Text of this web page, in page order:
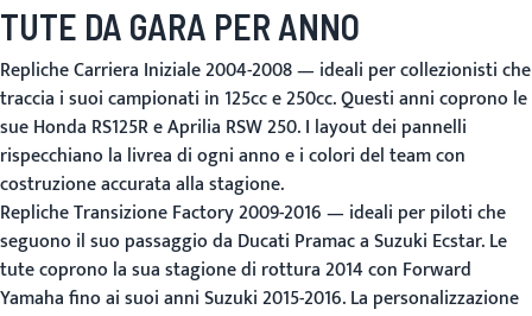
TUTE DA GARA PER ANNO
Repliche Carriera Iniziale 2004-2008— ideali per collezionisti che
traccia i suoi campionati in 125cc e 250cc. Questi anni coprono le
sue Honda RS125R e Aprilia RSW 250. I layout dei pannelli
rispecchiano la livrea di ogni anno e i colori del team con
costruzione accurata alla stagione.
Repliche Transizione Factory 2009-2016— ideali per piloti che
seguono il suo passaggio da Ducati Pramac a Suzuki Ecstar. Le
tute coprono la sua stagione di rottura 2014 con Forward
Yamaha fino ai suoi anni Suzuki 2015-2016. La personalizzazione